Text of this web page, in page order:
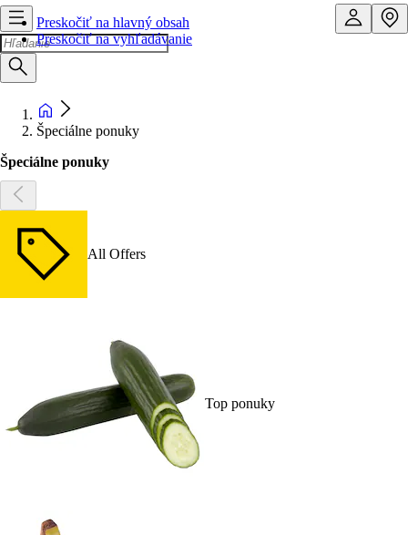
Preskočiť na hlavný obsah
Preskočiť na vyhľadávanie
Špeciálne ponuky
Špeciálne ponuky
All Offers
Top ponuky